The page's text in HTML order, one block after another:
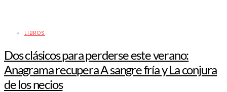
LIBROS
Dos clásicos para perderse este verano:
Anagrama recupera A sangre fría y La conjura
de los necios